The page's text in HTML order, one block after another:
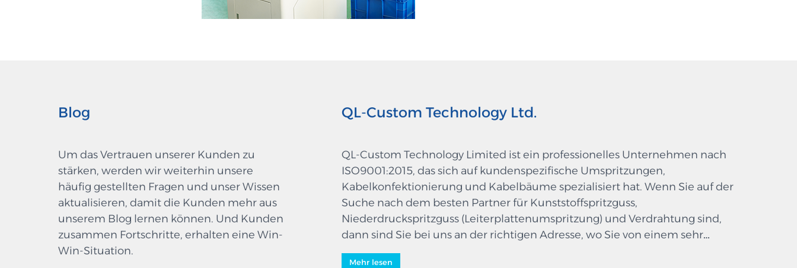
Blog
Um das Vertrauen unserer Kunden zu
stärken, werden wir weiterhin unsere
häufig gestellten Fragen und unser Wissen
aktualisieren, damit die Kunden mehr aus
unserem Blog lernen können. Und Kunden
zusammen Fortschritte, erhalten eine Win-
Win-Situation.
QL-Custom Technology Ltd.
QL-Custom Technology Limited ist ein professionelles Unternehmen nach
ISO9001:2015, das sich auf kundenspezifische Umspritzungen,
Kabelkonfektionierung und Kabelbäume spezialisiert hat. Wenn Sie auf der
Suche nach dem besten Partner für Kunststoffspritzguss,
Niederdruckspritzguss (Leiterplattenumspritzung) und Verdrahtung sind,
dann sind Sie bei uns an der richtigen Adresse, wo Sie von einem sehr
erfahrenen und kompetenten Team bedient werden - führend in der
Mehr lesen